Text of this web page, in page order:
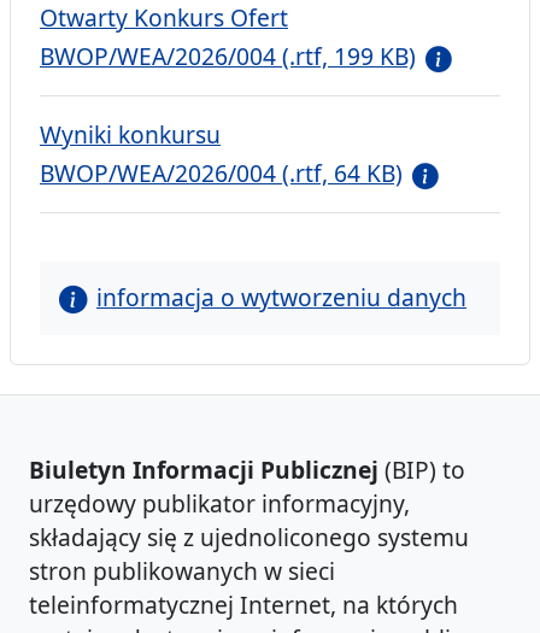
Otwarty Konkurs Ofert
BWOP/WEA/2026/004 (.rtf, 199 KB)
Wyniki konkursu
BWOP/WEA/2026/004 (.rtf, 64 KB)
informacja o wytworzeniu danych
Biuletyn Informacji Publicznej (BIP) to
urzędowy publikator informacyjny,
składający się z ujednoliconego systemu
stron publikowanych w sieci
teleinformatycznej Internet, na których